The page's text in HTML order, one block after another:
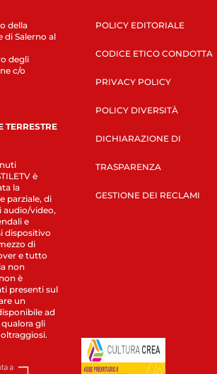
della
di Salerno al
degli
c/o
TERRESTRE
è
la
parziale, di
video,
e
dispositivo
di
e tutto
non
è
presenti sul
un
ad
gli
POLICY EDITORIALE
CODICE ETICO CONDOTTA
PRIVACY POLICY
POLICY DIVERSITÀ
DICHIARAZIONE DI
TRASPARENZA
GESTIONE DEI RECLAMI